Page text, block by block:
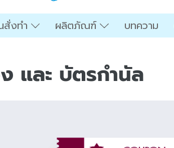
สั่งทำ ผลิตภัณฑ์ บทความ
และ บัตรกำนัล